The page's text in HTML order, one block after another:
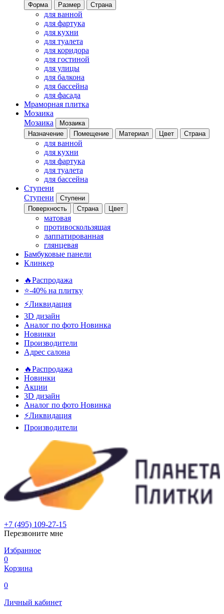
Форма
Размер Страна
для ванной
для фартука
для кухни
для туалета
для коридора
для гостиной
для улицы
для балкона
для бассейна
для фасада
Мраморная плитка
Мозаика
Мозаика
Мозаика
Назначение
Помещение Материал Цвет Страна
для ванной
для кухни
для фартука
для туалета
для бассейна
Ступени
Ступени
Ступени
Поверхность
Страна Цвет
матовая
противоскользящая
лаппатированная
глянцевая
Бамбуковые панели
Клинкер
🔥Распродажа
⭐-40% на плитку
⚡️Ликвидация
3D дизайн
Аналог по фото Новинка
Новинки
Производители
Адрес салона
🔥Распродажа
Новинки
Акции
3D дизайн
Аналог по фото Новинка
⚡Ликвидация
Производители
+7 (495) 109-27-15
Перезвоните мне
Избранное
0
Корзина
0
Личный кабинет